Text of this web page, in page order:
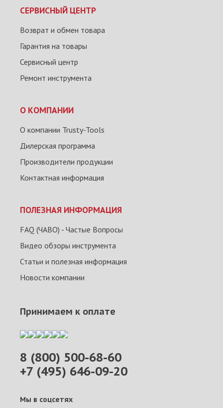
СЕРВИСНЫЙ ЦЕНТР
Возврат и обмен товара
Гарантия на товары
Сервисный центр
Ремонт инструмента
О КОМПАНИИ
О компании Trusty-Tools
Дилерская программа
Производители продукции
Контактная информация
ПОЛЕЗНАЯ ИНФОРМАЦИЯ
FAQ (ЧАВО) - Частые Вопросы
Видео обзоры инструмента
Статьи и полезная информация
Новости компании
8 (800) 500-68-60
+7 (495) 646-09-20
Мы в соцсетях
Принимаем к оплате